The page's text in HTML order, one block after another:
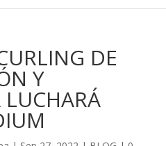
DE
Y
LUCHARÁ